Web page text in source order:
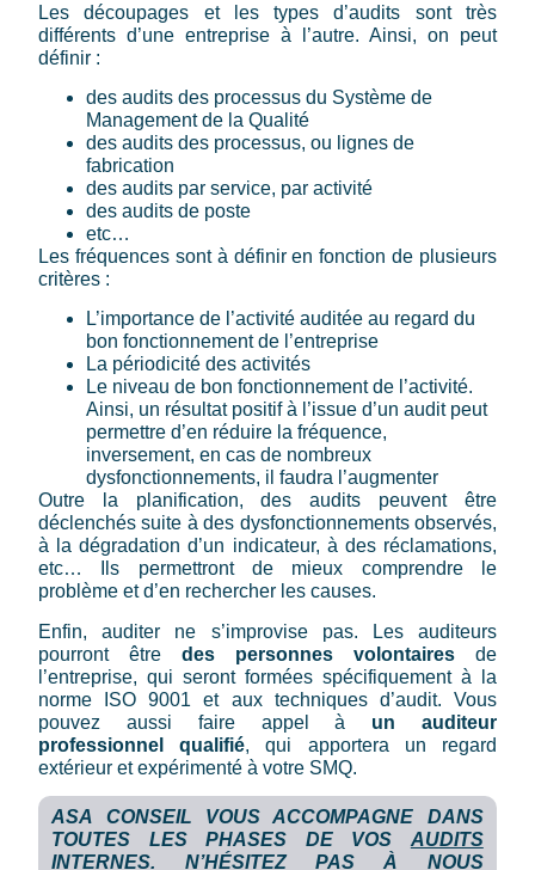
Les découpages et les types d’audits sont très
différents d’une entreprise à l’autre. Ainsi, on peut
définir :
des audits des processus du Système de
Management de la Qualité
des audits des processus, ou lignes de
fabrication
des audits par service, par activité
des audits de poste
etc…
Les fréquences sont à définir en fonction de plusieurs
critères :
L’importance de l’activité auditée au regard du
bon fonctionnement de l’entreprise
La périodicité des activités
Le niveau de bon fonctionnement de l’activité.
Ainsi, un résultat positif à l’issue d’un audit peut
permettre d’en réduire la fréquence,
inversement, en cas de nombreux
dysfonctionnements, il faudra l’augmenter
Outre la planification, des audits peuvent être
déclenchés suite à des dysfonctionnements observés,
à la dégradation d’un indicateur, à des réclamations,
etc… Ils permettront de mieux comprendre le
problème et d’en rechercher les causes.
Enfin, auditer ne s’improvise pas. Les auditeurs
pourront être des personnes volontaires de
l’entreprise, qui seront formées spécifiquement à la
norme ISO 9001 et aux techniques d’audit. Vous
pouvez aussi faire appel à un auditeur
professionnel qualifié, qui apportera un regard
extérieur et expérimenté à votre SMQ.
ASA CONSEIL VOUS ACCOMPAGNE DANS
TOUTES LES PHASES DE VOS AUDITS
INTERNES. N’HÉSITEZ PAS À NOUS